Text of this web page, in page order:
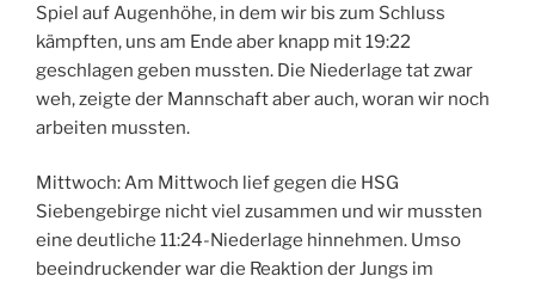
Spiel auf Augenhöhe, in dem wir bis zum Schluss
kämpften, uns am Ende aber knapp mit 19:22
geschlagen geben mussten. Die Niederlage tat zwar
weh, zeigte der Mannschaft aber auch, woran wir noch
arbeiten mussten.
Mittwoch: Am Mittwoch lief gegen die HSG
Siebengebirge nicht viel zusammen und wir mussten
eine deutliche 11:24-Niederlage hinnehmen. Umso
beeindruckender war die Reaktion der Jungs im